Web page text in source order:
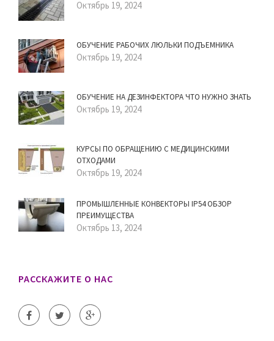
Октябрь 19, 2024
ОБУЧЕНИЕ РАБОЧИХ ЛЮЛЬКИ ПОДЪЕМНИКА
Октябрь 19, 2024
ОБУЧЕНИЕ НА ДЕЗИНФЕКТОРА ЧТО НУЖНО ЗНАТЬ
Октябрь 19, 2024
КУРСЫ ПО ОБРАЩЕНИЮ С МЕДИЦИНСКИМИ
ОТХОДАМИ
Октябрь 19, 2024
ПРОМЫШЛЕННЫЕ КОНВЕКТОРЫ IP54 ОБЗОР
ПРЕИМУЩЕСТВА
Октябрь 13, 2024
РАССКАЖИТЕ О НАС